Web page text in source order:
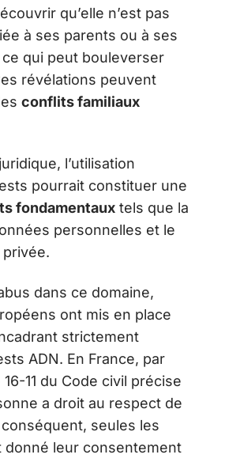
qu’elle n’est pas
à ses parents ou à ses
qui peut bouleverser
révélations peuvent
conflits familiaux
l’utilisation
pourrait constituer une
fondamentaux tels que la
personnelles et le
dans ce domaine,
ont mis en place
strictement
ADN. En France, par
11 du Code civil précise
a droit au respect de
seules les
donné leur consentement